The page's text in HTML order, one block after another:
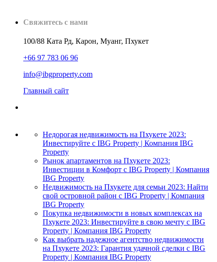
Свяжитесь с нами
100/88 Ката Рд, Карон, Муанг, Пхукет
+66 97 783 06 96
info@ibgproperty.com
Главный сайт
Недорогая недвижимость на Пхукете 2023:
Инвестируйте с IBG Property | Компания IBG
Property
Рынок апартаментов на Пхукете 2023:
Инвестиции в Комфорт с IBG Property | Компания
IBG Property
Недвижимость на Пхукете для семьи 2023: Найти
свой островной район с IBG Property | Компания
IBG Property
Покупка недвижимости в новых комплексах на
Пхукете 2023: Инвестируйте в свою мечту с IBG
Property | Компания IBG Property
Как выбрать надежное агентство недвижимости
на Пхукете 2023: Гарантия удачной сделки с IBG
Property | Компания IBG Property